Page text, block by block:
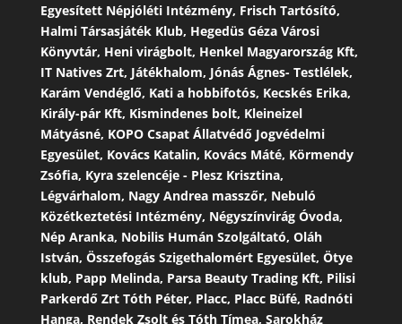
Egyesített Népjóléti Intézmény, Frisch Tartósító,
Halmi Társasjáték Klub, Hegedüs Géza Városi
Könyvtár, Heni virágbolt, Henkel Magyarország Kft,
IT Natives Zrt, Játékhalom, Jónás Ágnes- Testlélek,
Karám Vendéglő, Kati a hobbifotós, Kecskés Erika,
Király-pár Kft, Kismindenes bolt, Kleineizel
Mátyásné, KOPO Csapat Állatvédő Jogvédelmi
Egyesület, Kovács Katalin, Kovács Máté, Körmendy
Zsófia, Kyra szelencéje - Plesz Krisztina,
Légvárhalom, Nagy Andrea masszőr, Nebuló
Közétkeztetési Intézmény, Négyszínvirág Óvoda,
Nép Aranka, Nobilis Humán Szolgáltató, Oláh
István, Összefogás Szigethalomért Egyesület, Ötye
klub, Papp Melinda, Parsa Beauty Trading Kft, Pilisi
Parkerdő Zrt Tóth Péter, Placc, Placc Büfé, Radnóti
Hanga, Rendek Zsolt és Tóth Tímea, Sarokház